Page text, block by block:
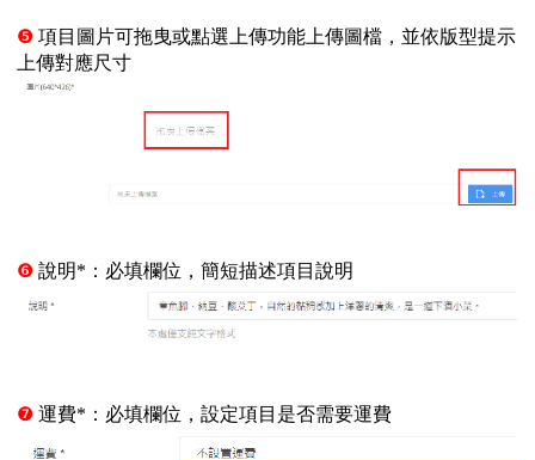
❺ 項目圖片可拖曳或點選上傳功能上傳圖檔，並依版型提示
上傳對應尺寸
❻ 說明*：必填欄位，簡短描述項目說明
❼ 運費*：必填欄位，設定項目是否需要運費